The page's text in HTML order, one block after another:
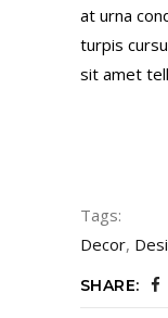
at urna
turpis
sit amet
Tags:
Decor,
SHARE: